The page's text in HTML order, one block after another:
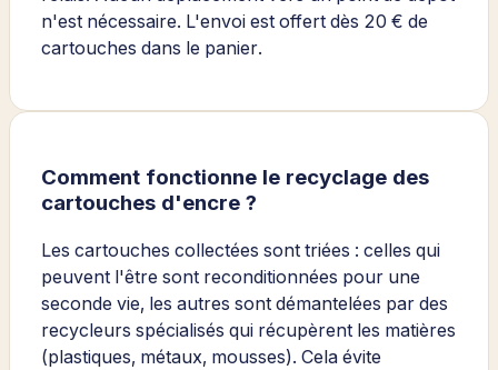
n'est nécessaire. L'envoi est offert dès 20 € de
cartouches dans le panier.
Comment fonctionne le recyclage des
cartouches d'encre ?
Les cartouches collectées sont triées : celles qui
peuvent l'être sont reconditionnées pour une
seconde vie, les autres sont démantelées par des
recycleurs spécialisés qui récupèrent les matières
(plastiques, métaux, mousses). Cela évite